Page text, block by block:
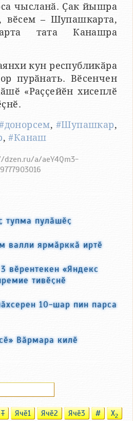
чысланӑ. Ҫак йышра
вӗсем – Шупашкарта,
тата Канашра
кун республикӑра
пурӑнать. Вӗсенчен
«Раҫҫейӗн хисеплӗ
, #Шупашкар,
,#Канаш
a/aeY4Qm3-
тупма пулӑшӗҫ
валли ярмӑрккӑ иртӗ
вӗрентекен «Яндекс
тивӗҫнӗ
10-шар пин парса
Вӑрмара килӗ
T Ячӗ1 Ячӗ2 Ячӗ3 # X2